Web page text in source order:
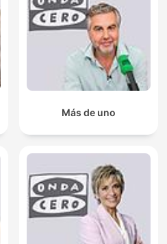
Más de uno